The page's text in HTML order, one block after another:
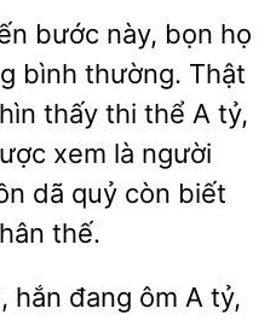
bước này, bọn họ
bình thường. Thật
thấy thi thể A tỷ,
xem
người
dã
còn biết
thế.
hắn đang ôm A tỷ,